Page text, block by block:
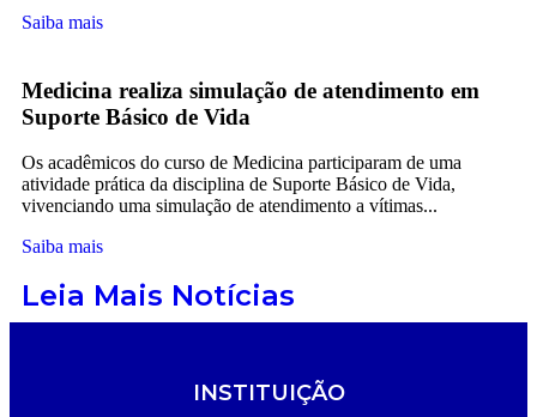
Saiba mais
Medicina realiza simulação de atendimento em
Suporte Básico de Vida
Os acadêmicos do curso de Medicina participaram de uma
atividade prática da disciplina de Suporte Básico de Vida,
vivenciando uma simulação de atendimento a vítimas...
Saiba mais
Leia Mais Notícias
INSTITUIÇÃO